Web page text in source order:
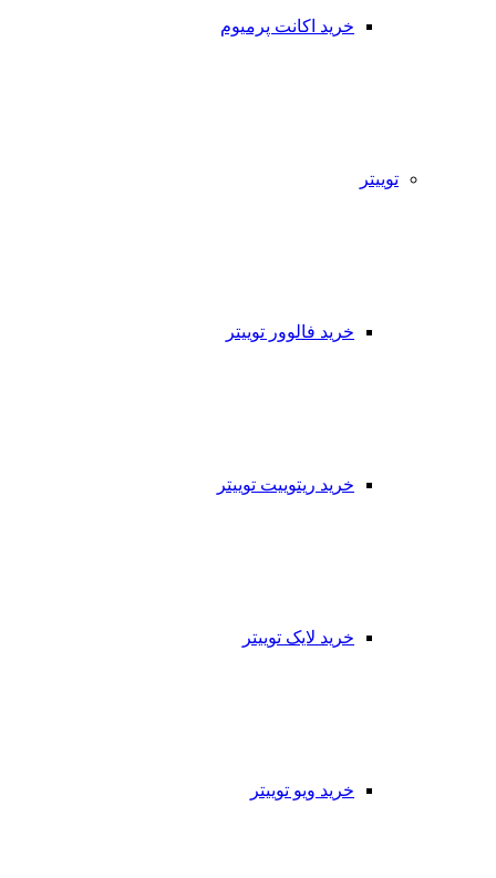
خرید اکانت پرمیوم
توییتر
خرید فالوور توییتر
خرید ریتوییت توییتر
خرید لایک توییتر
خرید ویو توییتر